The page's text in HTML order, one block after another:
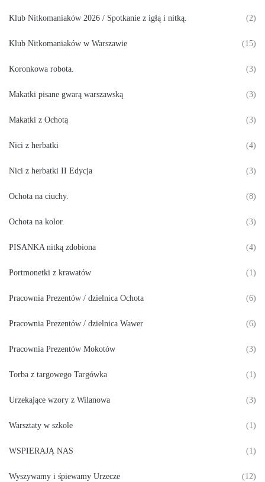
Klub Nitkomaniaków 2026 / Spotkanie z igłą i nitką. (2)
Klub Nitkomaniaków w Warszawie (15)
Koronkowa robota. (3)
Makatki pisane gwarą warszawską (3)
Makatki z Ochotą (3)
Nici z herbatki (4)
Nici z herbatki II Edycja (3)
Ochota na ciuchy. (8)
Ochota na kolor. (3)
PISANKA nitką zdobiona (4)
Portmonetki z krawatów (1)
Pracownia Prezentów / dzielnica Ochota (6)
Pracownia Prezentów / dzielnica Wawer (6)
Pracownia Prezentów Mokotów (3)
Torba z targowego Targówka (1)
Urzekające wzory z Wilanowa (3)
Warsztaty w szkole (1)
WSPIERAJĄ NAS (1)
Wyszywamy i śpiewamy Urzecze (12)